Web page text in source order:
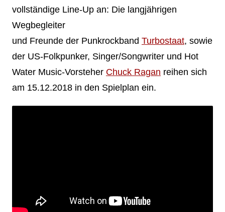
vollständige Line-Up an: Die langjährigen
Wegbegleiter
und Freunde der Punkrockband Turbostaat, sowie
der US-Folkpunker, Singer/Songwriter und Hot
Water Music-Vorsteher Chuck Ragan reihen sich
am 15.12.2018 in den Spielplan ein.